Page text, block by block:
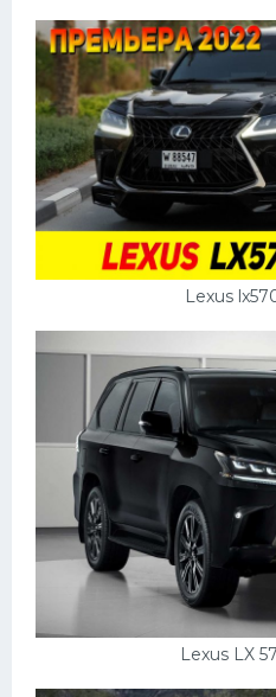
Lexus
Lexus LX